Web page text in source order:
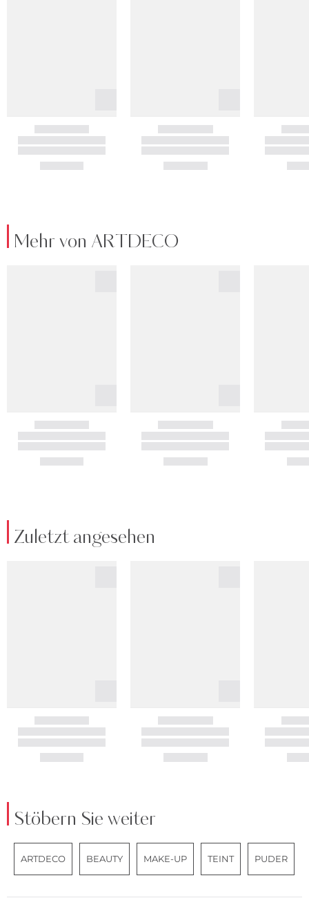
Mehr von ARTDECO
Zuletzt angesehen
Stöbern Sie weiter
ARTDECO BEAUTY MAKE-UP TEINT PUDER